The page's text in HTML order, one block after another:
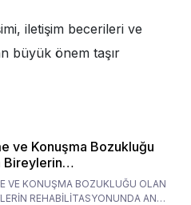
iletişim becerileri ve
büyük önem taşır
ve Konuşma Bozukluğu
Bireylerin
Ana
Tutumları
VE KONUŞMA BOZUKLUĞU OLAN
REHABİLİTASYONUNDA ANA